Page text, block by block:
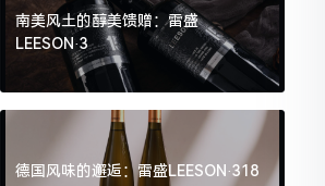
南美风土的醇美馈赠：雷盛
LEESON·3
德国风味的邂逅：雷盛LEESON·318